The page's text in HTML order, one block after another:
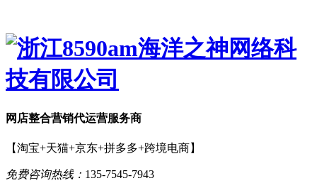
网店整合营销代运营服务商
【淘宝+天猫+京东+拼多多+跨境电商】
免费咨询热线： 135-7545-7943